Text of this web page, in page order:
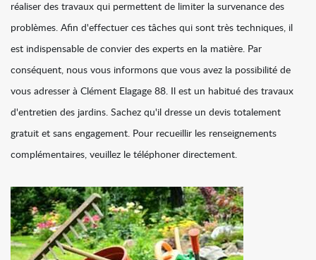
réaliser des travaux qui permettent de limiter la survenance des
problèmes. Afin d'effectuer ces tâches qui sont très techniques, il
est indispensable de convier des experts en la matière. Par
conséquent, nous vous informons que vous avez la possibilité de
vous adresser à Clément Elagage 88. Il est un habitué des travaux
d'entretien des jardins. Sachez qu'il dresse un devis totalement
gratuit et sans engagement. Pour recueillir les renseignements
complémentaires, veuillez le téléphoner directement.